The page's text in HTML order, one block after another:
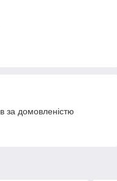
за домовленістю